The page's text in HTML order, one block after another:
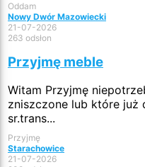
Oddam
Nowy Dwór Mazowiecki
21-07-2026
263 odsłon
Przyjmę meble
Witam Przyjmę
zniszczone lub które już
sr.trans...
Przyjmę
Starachowice
21-07-2026